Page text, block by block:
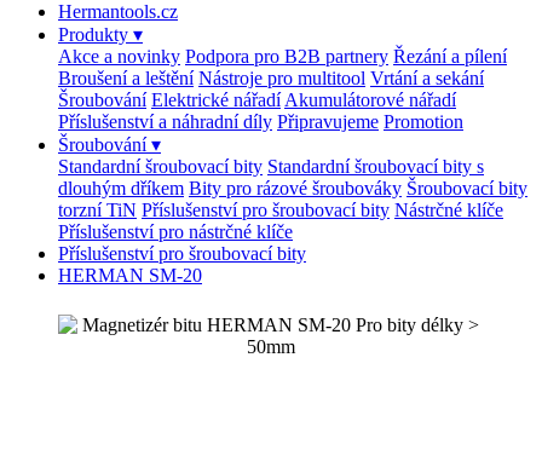
Hermantools.cz
Produkty ▾
Akce a novinky Podpora pro B2B partnery Řezání a pílení
Broušení a leštění Nástroje pro multitool Vrtání a sekání
Šroubování Elektrické nářadí Akumulátorové nářadí
Příslušenství a náhradní díly Připravujeme Promotion
Šroubování▾
Standardní šroubovací bity Standardní šroubovací bity s
dlouhým dříkem Bity pro rázové šroubováky Šroubovací bity
torzní TiN Příslušenství pro šroubovací bity Nástrčné klíče
Příslušenství pro nástrčné klíče
Příslušenství pro šroubovací bity
HERMAN SM-20